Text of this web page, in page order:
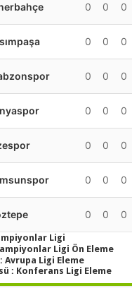
0 0 0
0 0 0
0 0 0
0 0 0
0 0 0
0 0 0
0 0 0
Ligi
Ligi Ön Eleme
Avrupa Ligi Eleme
: Konferans Ligi Eleme